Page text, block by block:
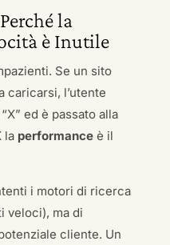
la
è Inutile
Se un sito
caricarsi, l’utente
ed è passato alla
la performanceè il
i motori di ricerca
veloci), ma di
cliente. Un